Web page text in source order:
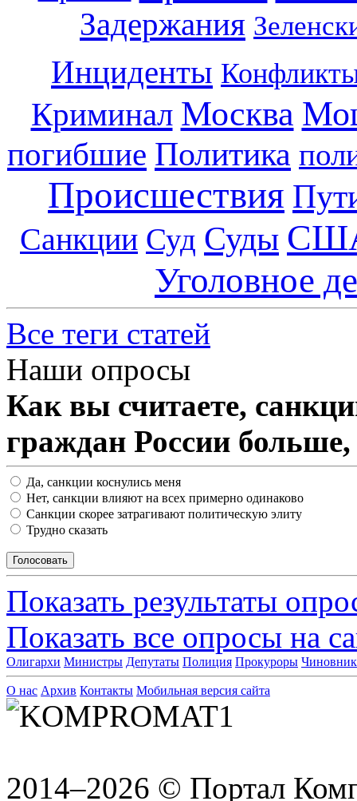
Задержания
Инциденты
Криминал Москва
погибшие Политика
Происшествия
Санкции Суд Суды
Уголовное
Все теги статей
Наши опросы
Как вы считаете,
граждан России
Да, санкции коснулись меня
Нет, санкции влияют на всех примерно одинаково
Санкции скорее затрагивают политическую элиту
Трудно сказать
Показать результаты
Показать все опросы на
Олигархи Министры Депутаты Полиция Прокуроры
О нас Архив Контакты Мобильная версия сайта
2014–2026 © Портал